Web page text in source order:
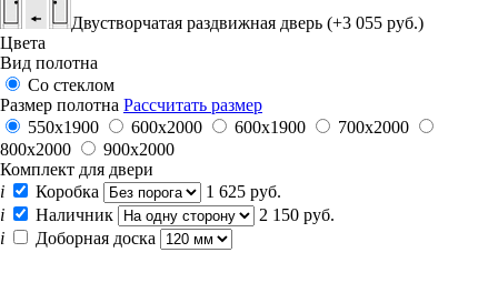
Двустворчатая раздвижная дверь (+3 055 руб.)
Цвета
Вид полотна
Со стеклом
Размер полотна Рассчитать размер
550х1900
600x2000 600х1900
700x2000
800x2000
900x2000
Комплект для двери
i
Коробка
1 625 руб.
i
Наличник
2 150 руб.
i
Доборная доска